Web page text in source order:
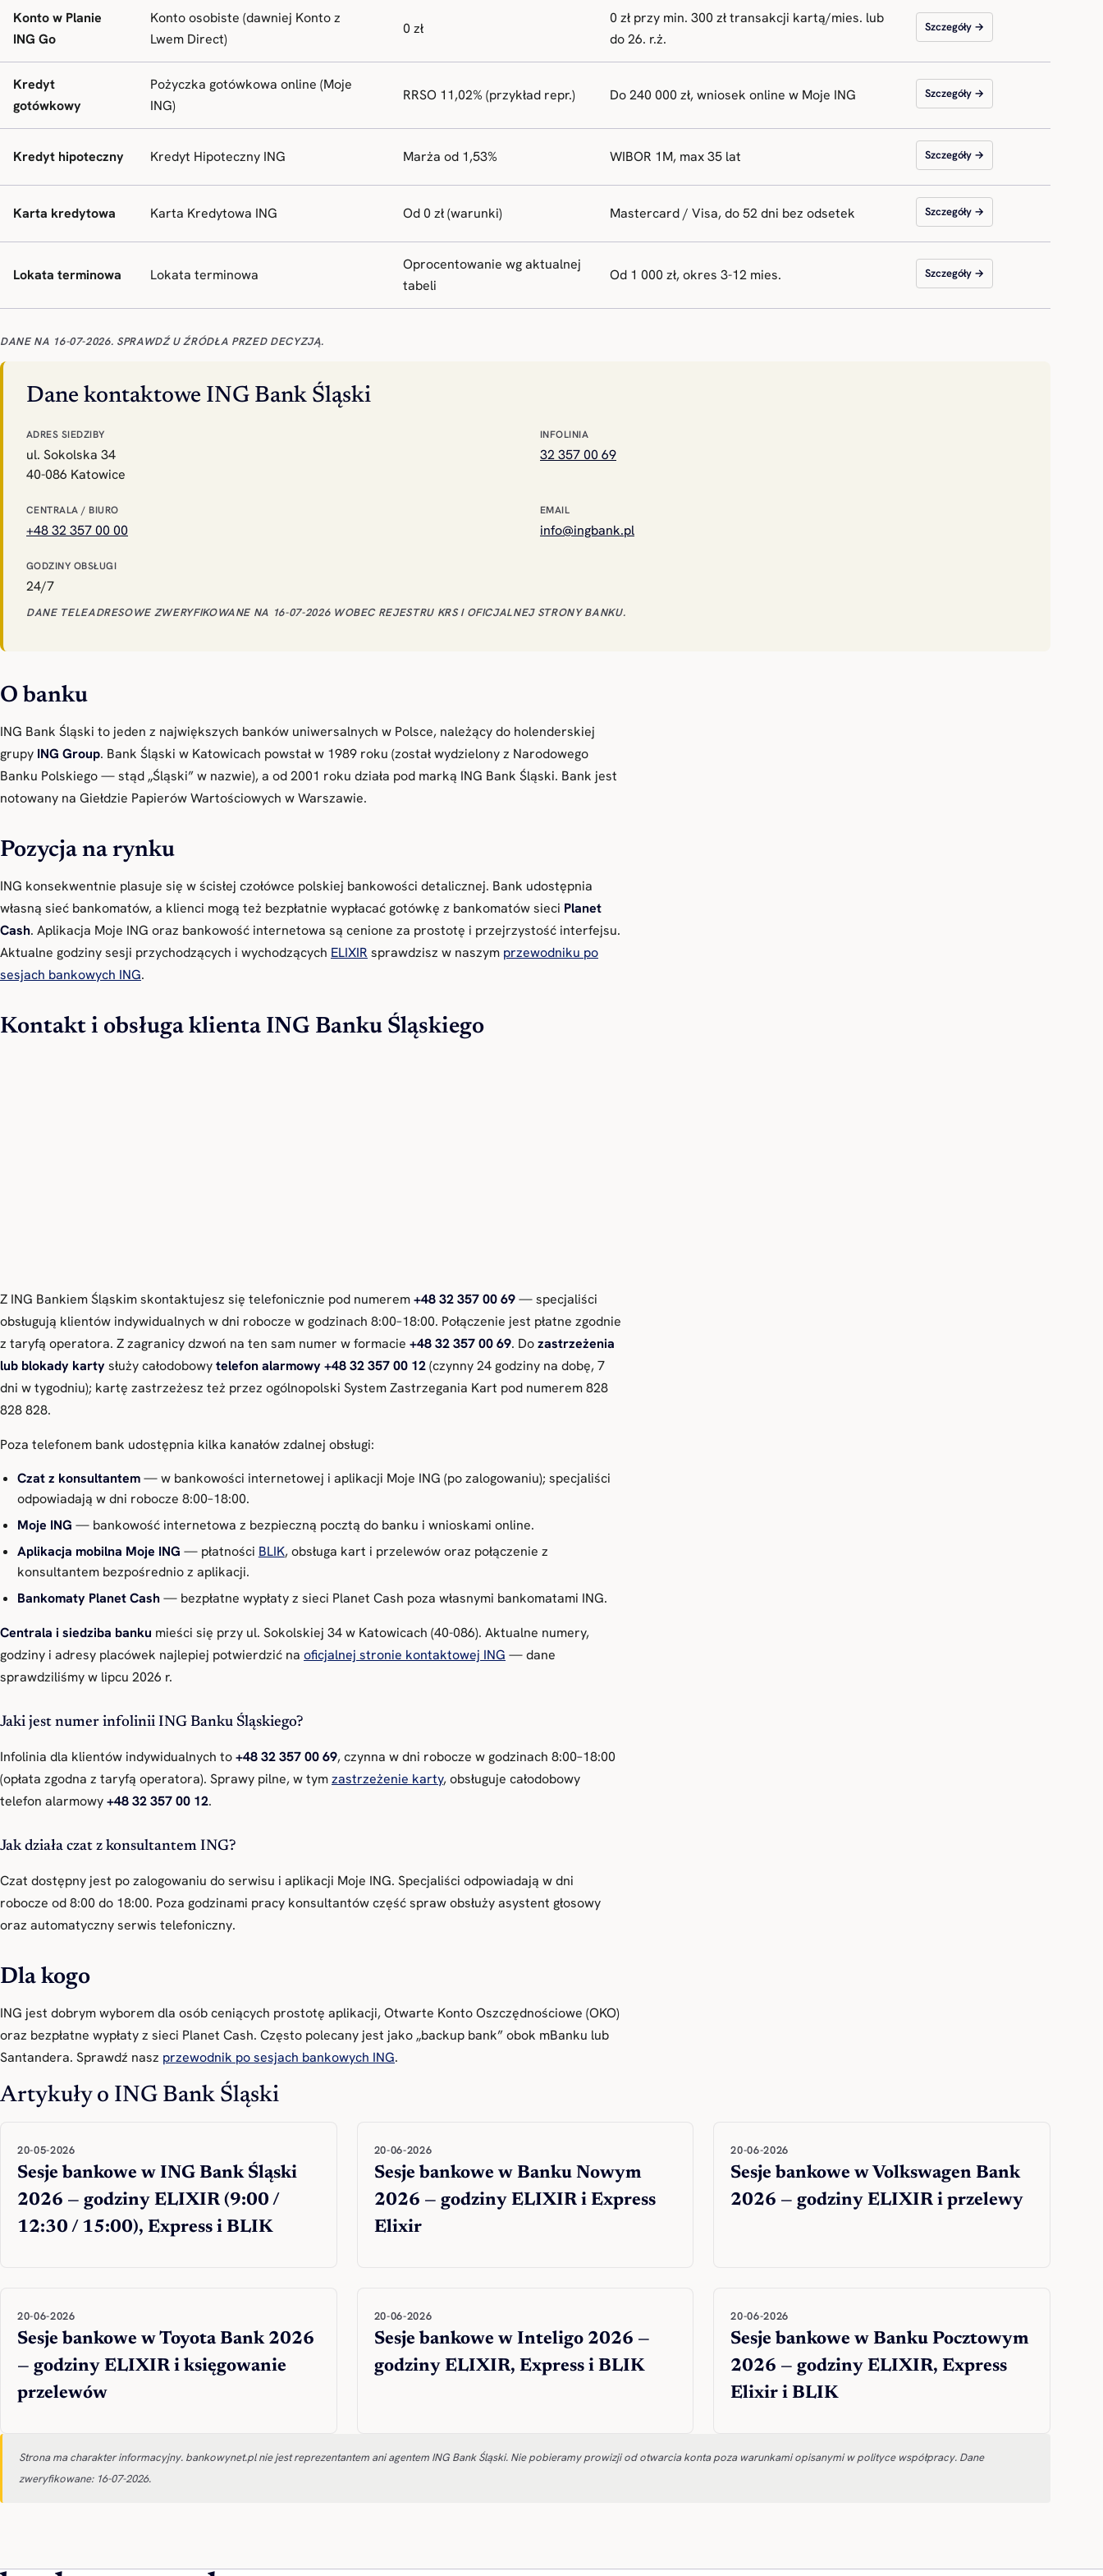
Konto w Planie
ING Go
Konto osobiste (dawniej Konto z
Lwem Direct)
0 zł
0 zł przy min. 300 zł transakcji kartą/mies. lub
do 26. r.ż.
Szczegóły →
Kredyt
gotówkowy
Pożyczka gotówkowa online (Moje
ING)
RRSO 11,02% (przykład repr.) Do 240 000 zł, wniosek online w Moje ING Szczegóły →
Kredyt hipoteczny Kredyt Hipoteczny ING Marża od 1,53% WIBOR 1M, max 35 lat Szczegóły →
Karta kredytowa Karta Kredytowa ING Od 0 zł (warunki) Mastercard / Visa, do 52 dni bez odsetek Szczegóły →
Lokata terminowa Lokata terminowa
Oprocentowanie wg aktualnej
tabeli
Od 1 000 zł, okres 3-12 mies. Szczegóły →
DANE NA 16-07-2026. SPRAWDŹ U ŹRÓDŁA PRZED DECYZJĄ.
Dane kontaktowe ING Bank Śląski
ADRES SIEDZIBY
ul. Sokolska 34
40-086 Katowice
INFOLINIA
32 357 00 69
CENTRALA / BIURO
+48 32 357 00 00
EMAIL
info@ingbank.pl
GODZINY OBSŁUGI
24/7
DANE TELEADRESOWE ZWERYFIKOWANE NA 16-07-2026 WOBEC REJESTRU KRS I OFICJALNEJ STRONY BANKU.
O banku
ING Bank Śląski to jeden z największych banków uniwersalnych w Polsce, należący do holenderskiej
grupy ING Group. Bank Śląski w Katowicach powstał w 1989 roku (został wydzielony z Narodowego
Banku Polskiego — stąd „Śląski” w nazwie), a od 2001 roku działa pod marką ING Bank Śląski. Bank jest
notowany na Giełdzie Papierów Wartościowych w Warszawie.
Pozycja na rynku
ING konsekwentnie plasuje się w ścisłej czołówce polskiej bankowości detalicznej. Bank udostępnia
własną sieć bankomatów, a klienci mogą też bezpłatnie wypłacać gotówkę z bankomatów sieci Planet
Cash. Aplikacja Moje ING oraz bankowość internetowa są cenione za prostotę i przejrzystość interfejsu.
Aktualne godziny sesji przychodzących i wychodzących ELIXIR sprawdzisz w naszym przewodniku po
sesjach bankowych ING.
Kontakt i obsługa klienta ING Banku Śląskiego
Z ING Bankiem Śląskim skontaktujesz się telefonicznie pod numerem+48 32 357 00 69— specjaliści
obsługują klientów indywidualnych w dni robocze w godzinach 8:00–18:00. Połączenie jest płatne zgodnie
z taryfą operatora. Z zagranicy dzwoń na ten sam numer w formacie +48 32 357 00 69. Dozastrzeżenia
lub blokady kartysłuży całodobowytelefon alarmowy +48 32 357 00 12(czynny 24 godziny na dobę, 7
dni w tygodniu); kartę zastrzeżesz też przez ogólnopolski System Zastrzegania Kart pod numerem 828
828 828.
Poza telefonem bank udostępnia kilka kanałów zdalnej obsługi:
Czat z konsultantem— w bankowości internetowej i aplikacji Moje ING (po zalogowaniu); specjaliści
odpowiadają w dni robocze 8:00–18:00.
Moje ING — bankowość internetowa z bezpieczną pocztą do banku i wnioskami online.
Aplikacja mobilna Moje ING — płatności BLIK, obsługa kart i przelewów oraz połączenie z
konsultantem bezpośrednio z aplikacji.
Bankomaty Planet Cash— bezpłatne wypłaty z sieci Planet Cash poza własnymi bankomatami ING.
Centrala i siedziba banku mieści się przy ul. Sokolskiej 34 w Katowicach (40-086). Aktualne numery,
godziny i adresy placówek najlepiej potwierdzić na oficjalnej stronie kontaktowej ING — dane
sprawdziliśmy w lipcu 2026 r.
Jaki jest numer infolinii ING Banku Śląskiego?
Infolinia dla klientów indywidualnych to+48 32 357 00 69, czynna w dni robocze w godzinach 8:00–18:00
(opłata zgodna z taryfą operatora). Sprawy pilne, w tymzastrzeżenie karty, obsługuje całodobowy
telefon alarmowy+48 32 357 00 12.
Jak działa czat z konsultantem ING?
Czat dostępny jest po zalogowaniu do serwisu i aplikacji Moje ING. Specjaliści odpowiadają w dni
robocze od 8:00 do 18:00. Poza godzinami pracy konsultantów część spraw obsłuży asystent głosowy
oraz automatyczny serwis telefoniczny.
Dla kogo
ING jest dobrym wyborem dla osób ceniących prostotę aplikacji, Otwarte Konto Oszczędnościowe (OKO)
oraz bezpłatne wypłaty z sieci Planet Cash. Często polecany jest jako „backup bank” obok mBanku lub
Santandera. Sprawdź nasz przewodnik po sesjach bankowych ING.
Artykuły o ING Bank Śląski
20-05-2026
Sesje bankowe w ING Bank Śląski
2026 — godziny ELIXIR (9:00 /
12:30 / 15:00), Express i BLIK
20-06-2026
Sesje bankowe w Banku Nowym
2026 — godziny ELIXIR i Express
Elixir
20-06-2026
Sesje bankowe w Volkswagen Bank
2026 — godziny ELIXIR i przelewy
20-06-2026
Sesje bankowe w Toyota Bank 2026
— godziny ELIXIR i księgowanie
przelewów
20-06-2026
Sesje bankowe w Inteligo 2026 —
godziny ELIXIR, Express i BLIK
20-06-2026
Sesje bankowe w Banku Pocztowym
2026 — godziny ELIXIR, Express
Elixir i BLIK
Strona ma charakter informacyjny. bankowynet.pl nie jest reprezentantem ani agentem ING Bank Śląski. Nie pobieramy prowizji od otwarcia konta poza warunkami opisanymi w polityce współpracy. Dane
zweryfikowane: 16-07-2026.